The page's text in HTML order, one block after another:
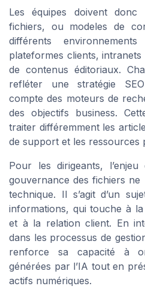
Les équipes doivent donc
fichiers, ou modeles de
différents
plateformes clients,
de contenus éditoriaux.
refléter une stratégie
compte des moteurs de
des objectifs business.
traiter différemment les
de support et les ressources
Pour les dirigeants,
gouvernance des fichiers
technique. Il s’agit d’un
informations, qui touche à
et à la relation client. En
dans les processus de
renforce sa capacité à
générées par l’IA tout en
actifs numériques.